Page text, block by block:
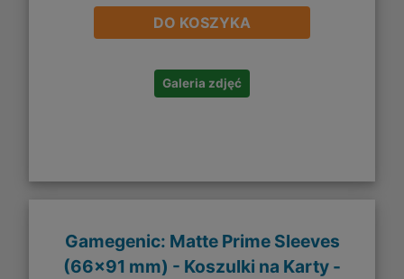
DO KOSZYKA
Galeria zdjęć
Gamegenic: Matte Prime Sleeves
(66x91 mm) - Koszulki na Karty -